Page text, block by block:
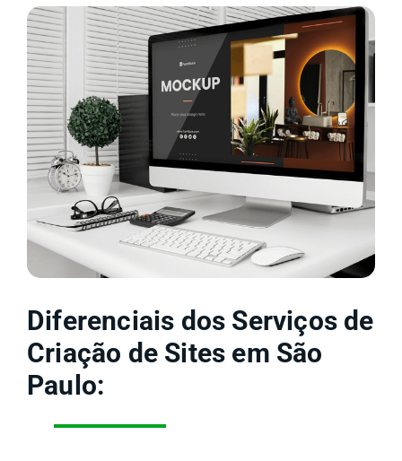
Diferenciais dos Serviços de
Criação de Sites em São
Paulo: